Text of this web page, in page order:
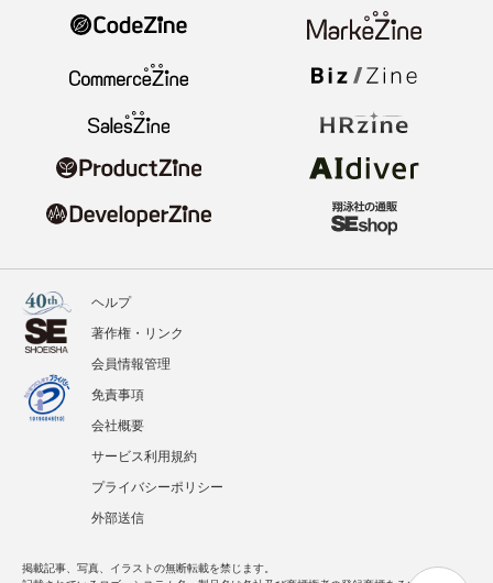
ヘルプ
著作権・リンク
会員情報管理
免責事項
会社概要
サービス利用規約
プライバシーポリシー
外部送信
掲載記事、写真、イラストの無断転載を禁じます。